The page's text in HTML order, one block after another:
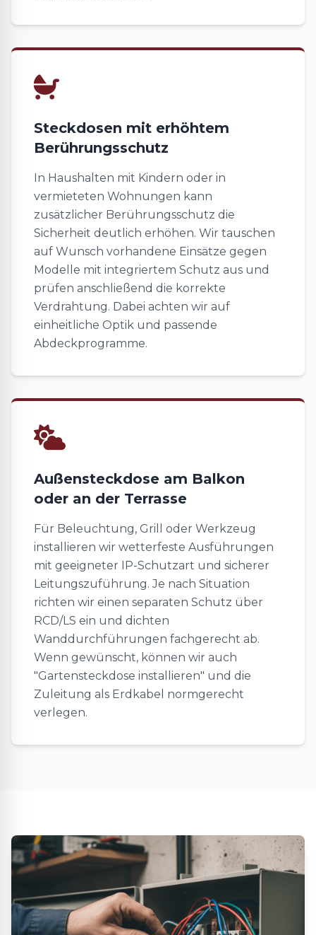
Steckdosen mit erhöhtem
Berührungsschutz
In Haushalten mit Kindern oder in
vermieteten Wohnungen kann
zusätzlicher Berührungsschutz die
Sicherheit deutlich erhöhen. Wir tauschen
auf Wunsch vorhandene Einsätze gegen
Modelle mit integriertem Schutz aus und
prüfen anschließend die korrekte
Verdrahtung. Dabei achten wir auf
einheitliche Optik und passende
Abdeckprogramme.
Außensteckdose am Balkon
oder an der Terrasse
Für Beleuchtung, Grill oder Werkzeug
installieren wir wetterfeste Ausführungen
mit geeigneter IP-Schutzart und sicherer
Leitungszuführung. Je nach Situation
richten wir einen separaten Schutz über
RCD/LS ein und dichten
Wanddurchführungen fachgerecht ab.
Wenn gewünscht, können wir auch
"Gartensteckdose installieren" und die
Zuleitung als Erdkabel normgerecht
verlegen.